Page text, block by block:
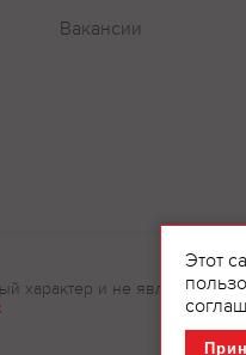
Вакансии
характер и не являются
Этот